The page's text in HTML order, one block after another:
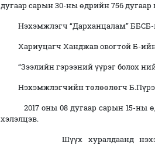
дугаар сарын 30-ны өдрийн 756
Нэхэмжлэгч “Дарханцалам” ББСБ-
Хариуцагч Ханджав овогтой Б-ийн
“Зээлийн гэрээний үүрэг болох
Нэхэмжлэгчийн төлөөлөгч
2017 оны 08 дугаар сарын 15-ны
хэлэлцэв.
Шүүх хуралдаанд